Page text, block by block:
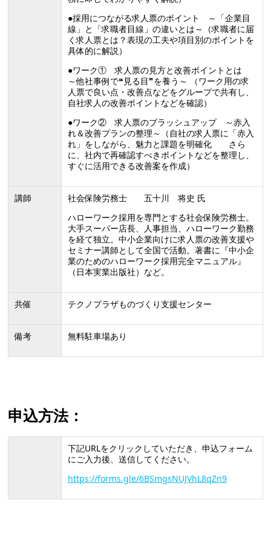
●採用につながる求人票のポイント ～「企業目
線」と「求職者目線」の違いとは～（求職者に届
く求人票とは？表現の工夫や項目別のポイントを
具体的に解説）
●ワーク① 求人票の見方と改善ポイントとは
～他社事例で❝見る目❞を養う～ （ワーク用の求
人票で良い点・改善点などをグループで共有し、
自社求人の改善ポイントなどを確認）
●ワーク② 求人票のブラッシュアップ ～赤入
れ＆改善プランの整理～（自社の求人票に「赤入
れ」をしながら、魅力と課題を明確化 さら
に、社内で再確認すべきポイントなどを整理し、
すぐに活用できる改善案を作成）
講師
社会保険労務士 五十川 将史 氏
ハローワーク採用を専門とする社会保険労務士。
大手スーパー店長、人事担当、ハローワーク勤務
を経て独立。中小企業向けに求人票の改善支援や
セミナー講師として全国で活動。著書に『中小企
業のためのハローワーク採用完全マニュアル』
（日本実業出版社）など。
共催 テクノプラザものづくり支援センター
備考 無料駐車場あり
申込方法：
下記URLをクリックしていただき、申込フォーム
にご入力後、送信してください。
https://forms.gle/6BSmgsNUJVhL8qZn9